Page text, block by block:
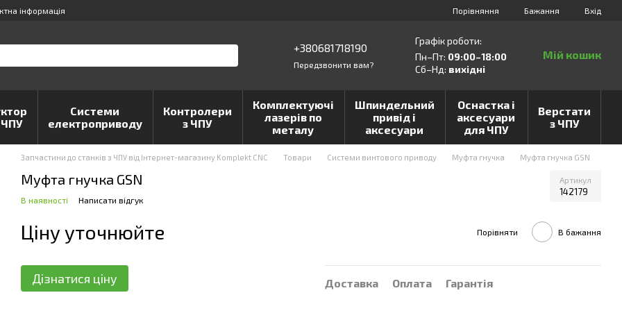
інформація Порівняння Бажання Вхід
+380681718190
Передзвонити вам?
Графік роботи:
Пн–Пт: 09:00–18:00
Сб–Нд: вихідні
Мій кошик
Системи
електроприводу
Контролери
з ЧПУ
Комплектуючі
лазерів по
металу
Шпиндельний
привід і
аксесуари
Оснастка і
аксесуари
для ЧПУ
Верстати
з ЧПУ
Запчастини до станків з ЧПУ від Інтернет-магазину Komplekt CNC Товари Системи винтового приводу Муфта гнучка Муфта гнучка GSN
Муфта гнучка GSN Артикул
142179
В наявності Написати відгук
Ціну уточнюйте Порівняти В бажання
Дізнатися ціну Доставка Оплата Гарантія